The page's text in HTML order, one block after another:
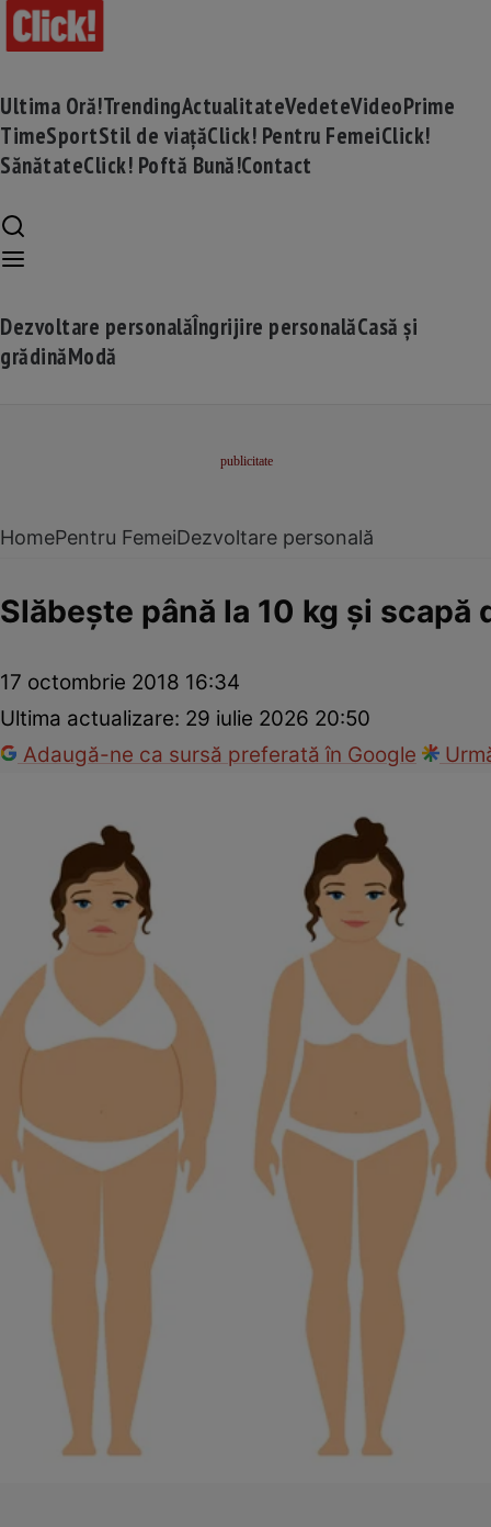
Ultima Oră!TrendingActualitateVedeteVideoPrime
TimeSportStil de viațăClick! Pentru FemeiClick!
SănătateClick! Poftă Bună!Contact
Dezvoltare personalăÎngrijire personalăCasă și
grădinăModă
HomePentru FemeiDezvoltare personală
Slăbeşte până la 10 kg şi
17 octombrie 2018 16:34
Ultima actualizare: 29 iulie 2026 20:50
Adaugă-ne ca sursă preferată în Google